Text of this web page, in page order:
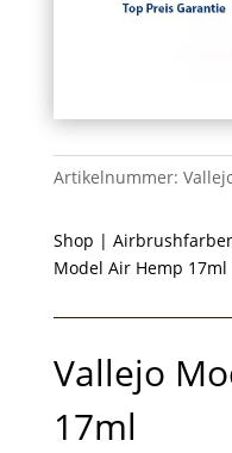
Artikelnummer:
Shop |
Model Air Hemp 17ml
Vallejo
17ml